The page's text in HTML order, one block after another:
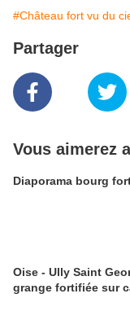
#Château fort vu du
Partager
Vous aimerez
Diaporama bourg
Oise - Ully Saint
grange fortifiée sur